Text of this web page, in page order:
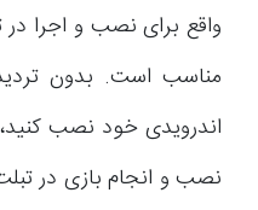
واقع برای نصب و اجرا
مناسب است. بدون
اندرویدی خود نصب
نصب و انجام بازی در